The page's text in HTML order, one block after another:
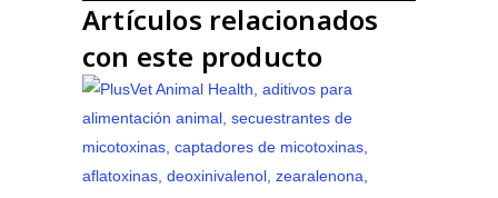
Artículos relacionados
con este producto